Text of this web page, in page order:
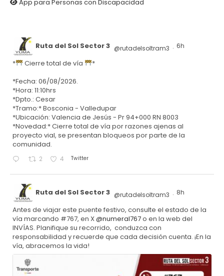
App para Personas con Discapacidad
Ruta del Sol Sector 3 @rutadelsoltram3 · 6h
* Cierre total de vía
*
*Fecha: 06/08/2026.
*Hora: 11:10hrs
*Dpto.: Cesar
*Tramo:* Bosconia - Valledupar
*Ubicación: Valencia de Jesús - Pr 94+000 RN 8003
*Novedad:* Cierre total de vía por razones ajenas al
proyecto vial, se presentan bloqueos por parte de la
comunidad.
2 4 Twitter
Ruta del Sol Sector 3 @rutadelsoltram3 · 8h
Antes de viajar este puente festivo, consulte el estado de la
vía marcando #767, en X@numeral767o en la web del
INVÍAS. Planifique su recorrido, conduzca con
responsabilidad y recuerde que cada decisión cuenta. ¡En la
vía, abracemos la vida!